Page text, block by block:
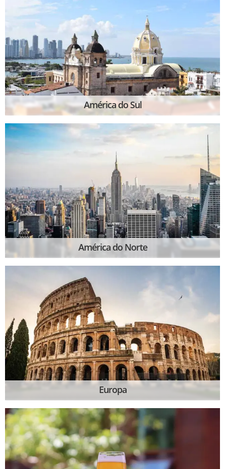
América do Sul
América do Norte
Europa